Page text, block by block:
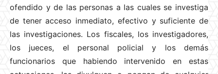
ofendido y de las personas a las cuales se investiga
de tener acceso inmediato, efectivo y suficiente de
las investigaciones. Los fiscales, los investigadores,
los jueces, el personal policial y los demás
funcionarios que habiendo intervenido en estas